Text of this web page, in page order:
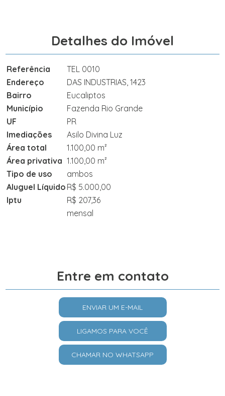
Detalhes do Imóvel
Referência
TEL 0010
Endereço
DAS INDUSTRIAS, 1423
Bairro
Eucaliptos
Município
Fazenda Rio Grande
UF
PR
Imediações
Asilo Divina Luz
Área total
1.100,00 m²
Área privativa 1.100,00 m²
Tipo de uso
ambos
Aluguel Líquido R$ 5.000,00
Iptu
R$ 207,36
mensal
Entre em contato
ENVIAR UM E-MAIL
LIGAMOS PARA VOCÊ
CHAMAR NO WHATSAPP